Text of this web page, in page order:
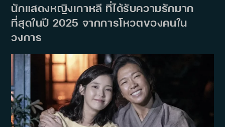
นักแสดงหญิงเกาหลี ที่ได้รับความรักมาก
ที่สุดในปี 2025 จากการโหวตของคนใน
วงการ